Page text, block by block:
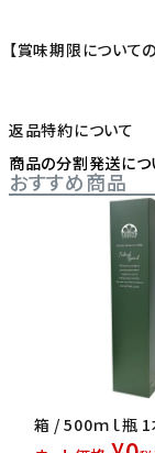
【賞味期限についての
返品特約について
商品の分割発送につ
おすすめ商品
箱 / 500ｍｌ瓶